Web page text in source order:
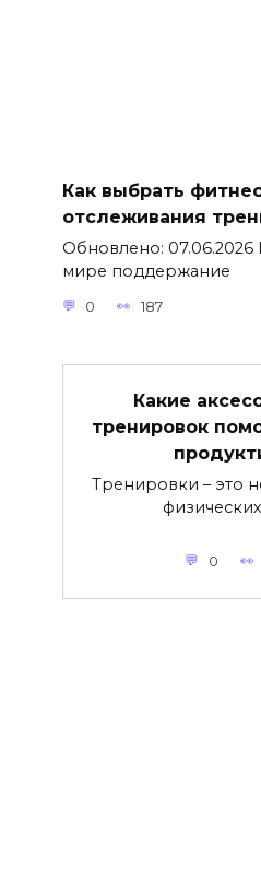
Как выбрать
отслеживания
Обновлено:
мире поддержание
0 187
Какие
тренировок
Тренировки – это
0